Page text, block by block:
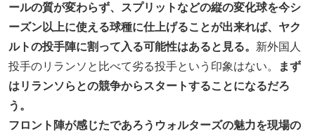
ールの質が変わらず、スプリットなどの縦の変化球を今シ
ーズン以上に使える球種に仕上げることが出来れば、ヤク
ルトの投手陣に割って入る可能性はあると見る。 新外国人
投手のリランソと比べて劣る投手という印象はない。
まず
はリランソらとの競争からスタートすることになるだろ
う。
フロント陣が感じたであろうウォルターズの魅力を現場の